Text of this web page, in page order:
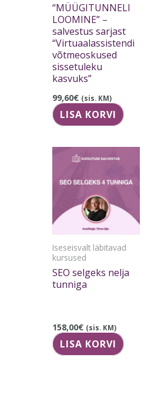
“MÜÜGITUNNELI
LOOMINE” –
salvestus sarjast
“Virtuaalassistendi
võtmeoskused
sissetuleku
kasvuks”
99,60€ (sis. KM)
LISA KORVI
Iseseisvalt läbitavad
kursused
SEO selgeks nelja
tunniga
158,00€ (sis. KM)
LISA KORVI